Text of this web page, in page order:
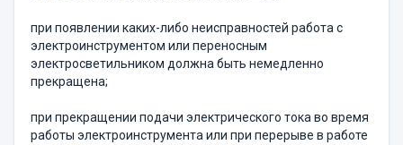
при появлении каких-либо неисправностей работа с
электроинструментом или переносным
электросветильником должна быть немедленно
прекращена;
при прекращении подачи электрического тока во время
работы электроинструмента или при перерыве в работе